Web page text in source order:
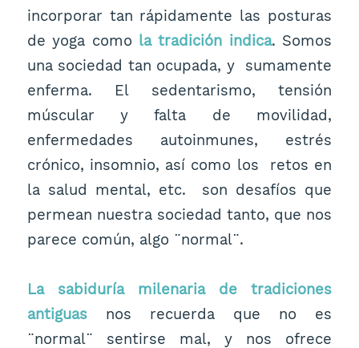
incorporar tan rápidamente las posturas
de yoga como la tradición indica. Somos
una sociedad tan ocupada, y sumamente
enferma. El sedentarismo, tensión
múscular y falta de movilidad,
enfermedades autoinmunes, estrés
crónico, insomnio, así como los retos en
la salud mental, etc. son desafíos que
permean nuestra sociedad tanto, que nos
parece común, algo ¨normal¨.
La sabiduría milenaria de tradiciones
antiguasnos recuerda que no es
¨normal¨ sentirse mal, y nos ofrece